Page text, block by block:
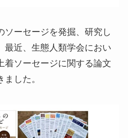
ソーセージを発掘、研究し
最近、生態人類学会におい
着ソーセージに関する論文
した。